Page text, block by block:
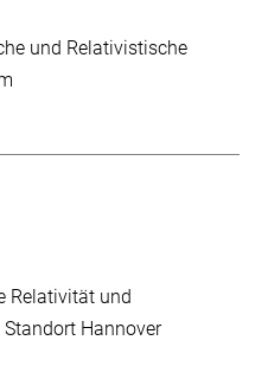
und Relativistische
Relativität und
Standort Hannover